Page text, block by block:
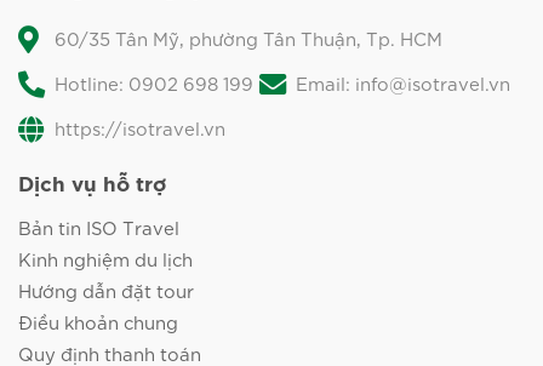
60/35 Tân Mỹ, phường Tân Thuận, Tp. HCM
Hotline: 0902 698 199
Email: info@isotravel.vn
https://isotravel.vn
Dịch vụ hỗ trợ
Bản tin ISO Travel
Kinh nghiệm du lịch
Hướng dẫn đặt tour
Điều khoản chung
Quy định thanh toán